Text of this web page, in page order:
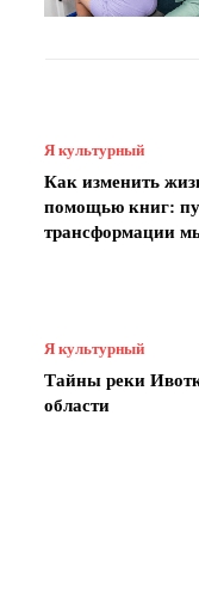
Я культурный
Как изменить
помощью книг:
трансформации
Я культурный
Тайны реки
области